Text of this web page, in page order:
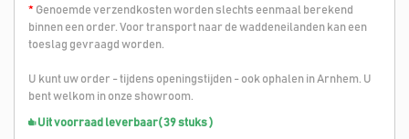
* Genoemde verzendkosten worden slechts eenmaal berekend
binnen een order. Voor transport naar de waddeneilanden kan een
toeslag gevraagd worden.
U kunt uw order - tijdens openingstijden - ook ophalen in Arnhem. U
bent welkom in onze showroom.
Uit voorraad leverbaar( 39 stuks )